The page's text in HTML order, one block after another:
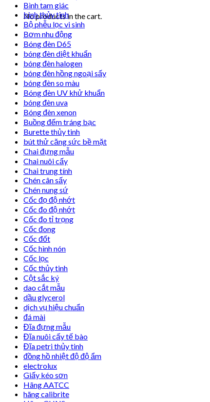
No products in the cart.
Bình tam giác
bình thủy tinh
Bộ phễu lọc vi sinh
Bơm nhu động
Bóng đèn D65
bóng đèn diệt khuẩn
bóng đèn halogen
bóng đèn hồng ngoại sấy
bóng đèn so màu
Bóng đèn UV khử khuẩn
bóng đèn uva
Bóng đèn xenon
Buồng đếm tráng bạc
Burette thủy tinh
bút thử căng sức bề mặt
Chai đựng mẫu
Chai nuôi cấy
Chai trung tính
Chén cân sấy
Chén nung sứ
Cốc đọ độ nhớt
Cốc đo độ nhớt
Cốc đo tỉ trọng
Cốc đong
Cốc đốt
Cốc hình nón
Cốc lọc
Cốc thủy tinh
Cột sắc ký
dao cắt mẫu
dầu glycerol
dịch vụ hiệu chuẩn
đá mài
Đĩa đựng mẫu
Đĩa nuôi cấy tế bào
Đĩa petri thủy tinh
đồng hồ nhiệt độ độ ẩm
electrolux
Giấy kéo sơn
Hãng AATCC
hãng calibrite